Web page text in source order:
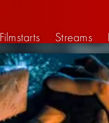
Filmstarts Streams